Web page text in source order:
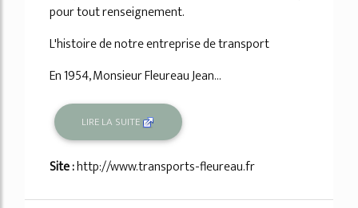
pour tout renseignement.
L'histoire de notre entreprise de transport
En 1954, Monsieur Fleureau Jean...
LIRE LA SUITE
Site :http://www.transports-fleureau.fr